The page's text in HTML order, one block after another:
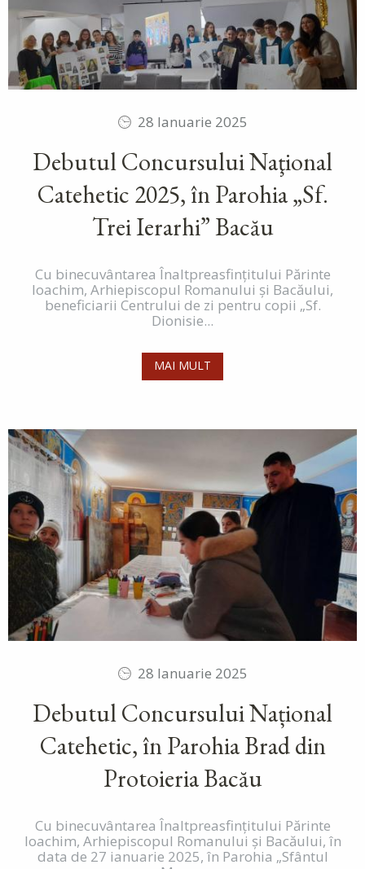
28 Ianuarie 2025
Debutul Concursului Naţional
Catehetic 2025, în Parohia „Sf.
Trei Ierarhi” Bacău
Cu binecuvântarea Înaltpreasfințitului Părinte
Ioachim, Arhiepiscopul Romanului și Bacăului,
beneficiarii Centrului de zi pentru copii „Sf.
Dionisie...
MAI MULT
28 Ianuarie 2025
Debutul Concursului Național
Catehetic, în Parohia Brad din
Protoieria Bacău
Cu binecuvântarea Înaltpreasfințitului Părinte
Ioachim, Arhiepiscopul Romanului și Bacăului, în
data de 27 ianuarie 2025, în Parohia „Sfântul